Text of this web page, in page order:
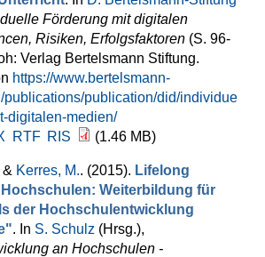
Förderung mit digitalen
Risiken, Erfolgsfaktoren (S. 96-
Verlag Bertelsmann Stiftung.
https://www.bertelsmann-
publications/publication/did/individue
digitalen-medien/
RTF RIS (1.46 MB)
& Kerres, M.. (2015). Lifelong
Weiterbildung für
der Hochschulentwicklung
. In S. Schulz (Hrsg.),
an Hochschulen -